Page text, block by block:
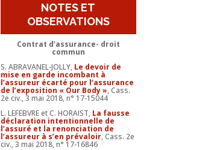
NOTES ET
OBSERVATIONS
Contrat d’assurance- droit
commun
S. ABRAVANEL-JOLLY, Le devoir de
mise en garde incombant à
l’assureur écarté pour l’assurance
de l’exposition « Our Body », Cass.
2e civ., 3 mai 2018, n° 17-15044
L. LEFEBVRE et C. HORAIST, La fausse
déclaration intentionnelle de
l’assuré et la renonciation de
l’assureur à s’en prévaloir, Cass. 2e
civ., 3 mai 2018, n° 17-16846